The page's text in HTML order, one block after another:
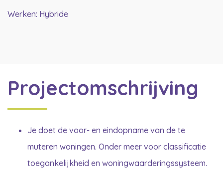
Werken: Hybride
Projectomschrijving
Je doet de voor- en eindopname van de te
muteren woningen. Onder meer voor classificatie
toegankelijkheid en woningwaarderingssysteem.